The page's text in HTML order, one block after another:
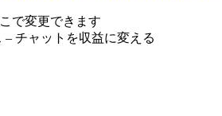
で変更できます
– チャットを収益に変える